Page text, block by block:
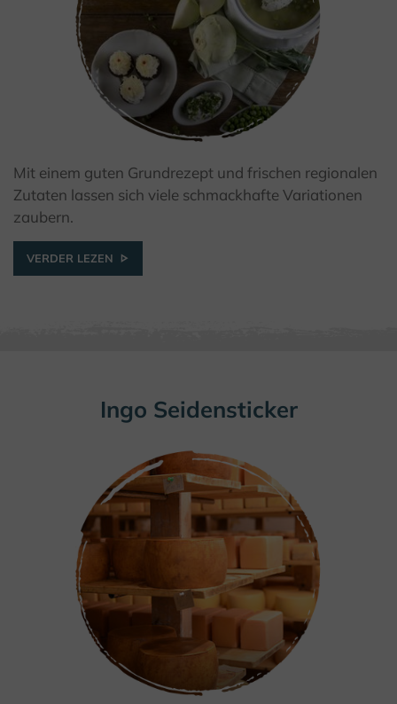
© Kulturland Kreis Höxter / I. Jansen
Mit einem guten Grundrezept und frischen regionalen
Zutaten lassen sich viele schmackhafte Variationen
zaubern.
VERDER LEZEN
Ingo Seidensticker